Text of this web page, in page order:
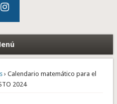
› Calendario matemático para el
2024